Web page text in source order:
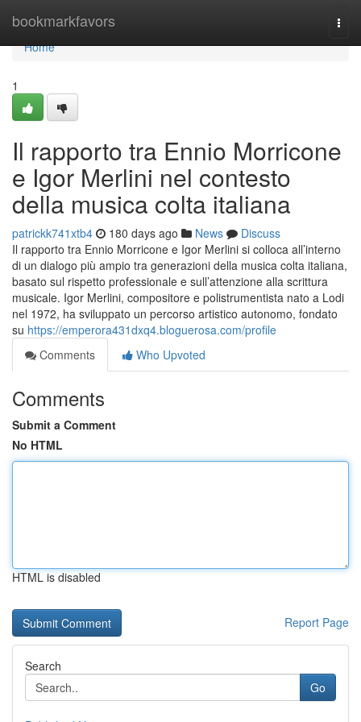
bookmarkfavors
Home
Home
1
Il rapporto tra Ennio Morricone
e Igor Merlini nel contesto
della musica colta italiana
patrickk741xtb4 180 days ago News
Discuss
Il rapporto tra Ennio Morricone e Igor Merlini si colloca all’interno
di un dialogo più ampio tra generazioni della musica colta italiana,
basato sul rispetto professionale e sull’attenzione alla scrittura
musicale. Igor Merlini, compositore e polistrumentista nato a Lodi
nel 1972, ha sviluppato un percorso artistico autonomo, fondato
su https://emperora431dxq4.bloguerosa.com/profile
Comments
Who Upvoted
Comments
Submit a Comment
No HTML
HTML is disabled
Report Page
Search
Go